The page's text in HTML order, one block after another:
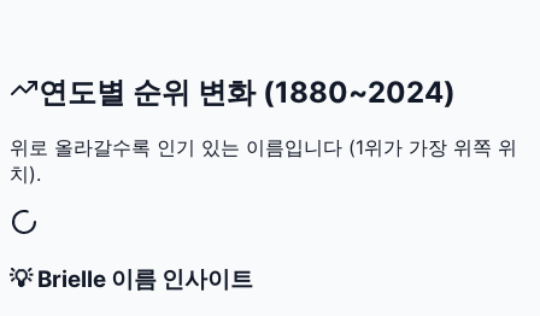
연도별 순위 변화 (1880~2024)
위로 올라갈수록 인기 있는 이름입니다 (1위가 가장 위쪽 위
치).
💡Brielle 이름 인사이트